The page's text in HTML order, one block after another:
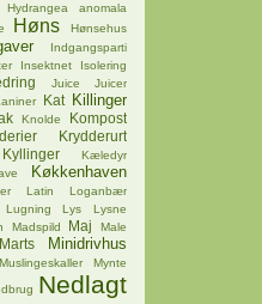
Hydrangea anomala
Høns
Hønsehus
Indgangsparti
Insektnet
Isolering
Juice
Juicer
Kat Killinger
Knolde Kompost
Krydderurt
Kyllinger
Kæledyr
Køkkenhaven
Latin Loganbær
Lugning Lys Lysne
Madspild Maj
Male
Marts Minidrivhus
Muslingeskaller
Mynte
Nedlagt